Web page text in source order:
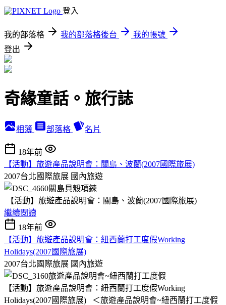
登入
我的部落格 我的部落格後台
我的帳號
登出
奇緣童話。旅行誌
相簿 部落格 名片
18年前
【活動】旅遊產品說明會：關島、波蘭(2007國際旅展)
2007台北國際旅展 國內旅遊
【活動】旅遊產品說明會：關島、波蘭(2007國際旅展)
繼續閱讀
18年前
【活動】旅遊產品說明會：紐西蘭打工度假Working
Holidays(2007國際旅展)
2007台北國際旅展 國內旅遊
【活動】旅遊產品說明會：紐西蘭打工度假Working
Holidays(2007國際旅展) ＜旅遊產品說明會~紐西蘭打工度假